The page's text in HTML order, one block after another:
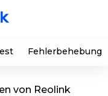
Fehlerbehebung
von Reolink